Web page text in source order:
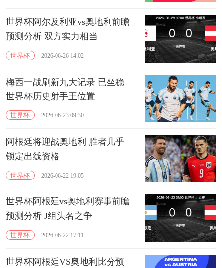
世界杯阿尔及利亚vs奥地利前瞻
预测分析 双方实力相当
世界杯 2026-06-26 14:02
梅西一战刷新九大记录 已坐稳
世界杯历史射手王位置
世界杯 2026-06-23 09:30
阿根廷将迎战奥地利 胜者几乎
锁定出线资格
世界杯 2026-06-22 19:05
世界杯阿根廷vs奥地利赛事前瞻
预测分析 J组头名之争
世界杯 2026-06-22 17:11
世界杯阿根廷VS奥地利比分预